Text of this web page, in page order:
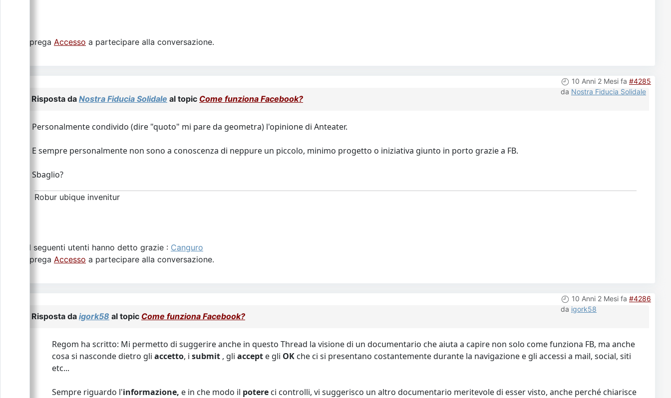
Si prega Accesso a partecipare alla conversazione.
10 Anni 2 Mesi fa #4285
da Nostra Fiducia Solidale
Risposta da Nostra Fiducia Solidale al topic Come funziona Facebook?
Personalmente condivido (dire "quoto" mi pare da geometra) l'opinione di Anteater.
E sempre personalmente non sono a conoscenza di neppure un piccolo, minimo progetto o iniziativa giunto in porto grazie a FB.
Sbaglio?
Robur ubique invenitur
I seguenti utenti hanno detto grazie : Canguro
Si prega Accesso a partecipare alla conversazione.
10 Anni 2 Mesi fa #4286
da igork58
Risposta da igork58 al topic Come funziona Facebook?
Regom ha scritto: Mi permetto di suggerire anche in questo Thread la visione di un documentario che aiuta a capire non solo come funziona FB, ma anche
cosa si nasconde dietro gli accetto, i submit , gli accept e gli OK che ci si presentano costantemente durante la navigazione e gli accessi a mail, social, siti
etc...
Sempre riguardo l'informazione, e in che modo il potere ci controlli, vi suggerisco un altro documentario meritevole di esser visto, anche perché chiarisce